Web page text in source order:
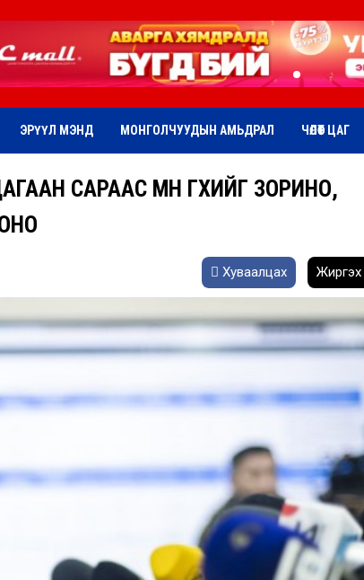
ЭРҮҮЛ МЭНД МОНГОЛЧУУДЫН АМЬДРАЛ ЧӨЛӨӨТ ЦАГ
САРААС ӨМНӨ ӨГӨХИЙГ ЗОРИНО,
Хуваалцах Жиргэх